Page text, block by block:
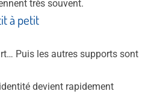
très souvent.
à petit
Puis les autres supports sont
devient rapidement